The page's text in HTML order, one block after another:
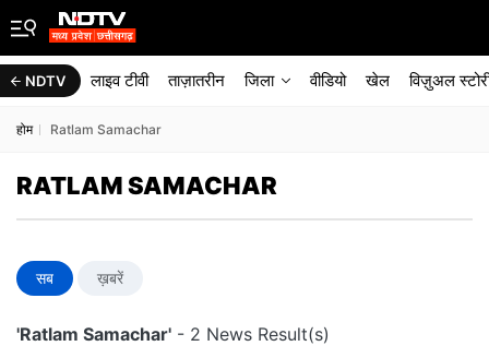
NDTV लाइव टीवी ताज़ातरीन जिला वीडियो खेल विज़ुअल
होम Ratlam Samachar
RATLAM SAMACHAR
सब ख़बरें
'Ratlam Samachar' - 2 News Result(s)